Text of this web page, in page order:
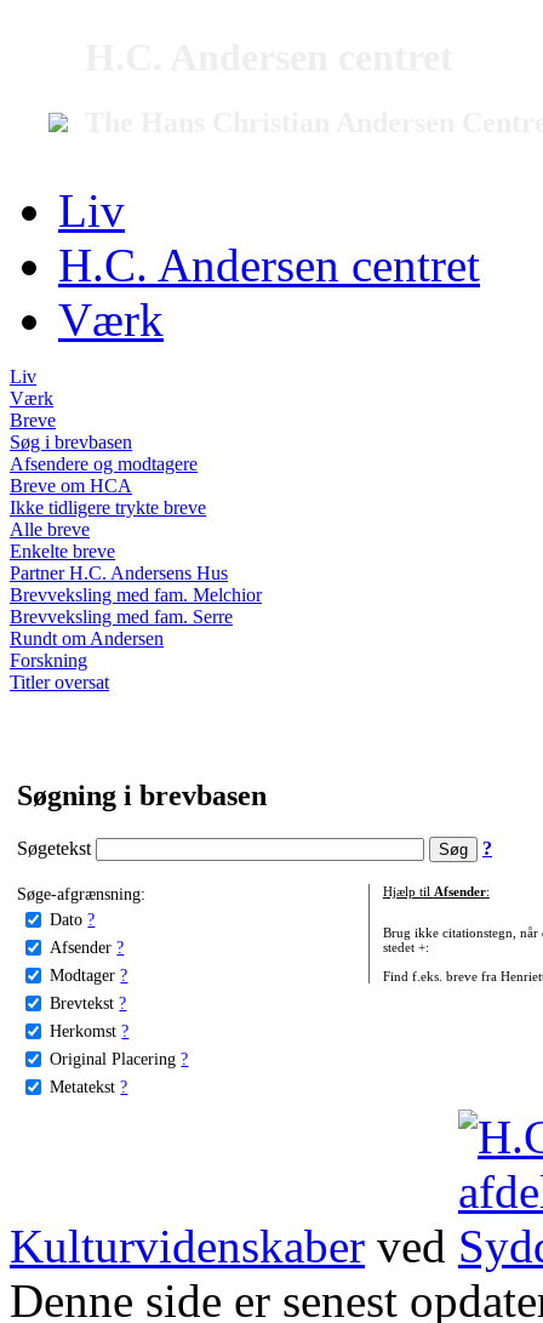
Liv
H.C. Andersen centret
Værk
Liv
Værk
Breve
Søg i brevbasen
Afsendere og modtagere
Breve om HCA
Ikke tidligere trykte breve
Alle breve
Enkelte breve
Partner H.C. Andersens Hus
Brevveksling med fam. Melchior
Brevveksling med fam. Serre
Rundt om Andersen
Forskning
Titler oversat
Søgning i brevbasen
Søgetekst ?
Søge-afgrænsning:
Dato ?
Afsender ?
Modtager ?
Brevtekst ?
Herkomst ?
Original Placering ?
Metatekst ?
Hjælp til Afsender:
Brug ikke citationstegn, når
stedet +:
Find f.eks. breve fra
Kulturvidenskaber ved
Denne side er senest